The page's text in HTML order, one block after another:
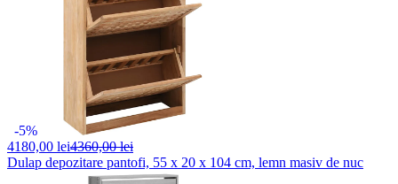
-5%
4180,00 lei4360,00 lei
Dulap depozitare pantofi, 55 x 20 x 104 cm, lemn masiv de nuc